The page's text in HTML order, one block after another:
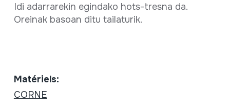
Idi adarrarekin egindako hots-tresna da.
Oreinak basoan ditu tailaturik.
Matériels:
CORNE